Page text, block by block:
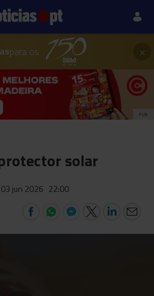
para os ×
PUB
solar
03 jun 2026 22:00